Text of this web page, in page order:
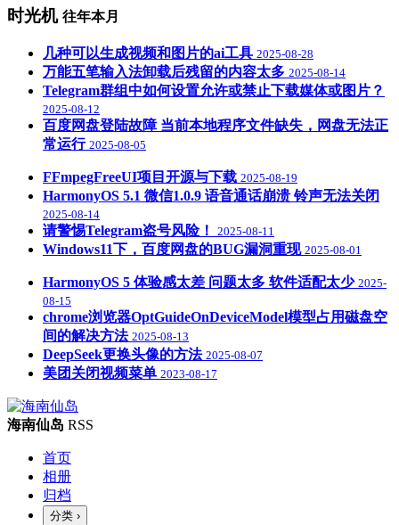
时光机 往年本月
几种可以生成视频和图片的ai工具 2025-08-28
万能五笔输入法卸载后残留的内容太多 2025-08-14
Telegram群组中如何设置允许或禁止下载媒体或图片？
2025-08-12
百度网盘登陆故障 当前本地程序文件缺失，网盘无法正
常运行 2025-08-05
FFmpegFreeUI项目开源与下载 2025-08-19
HarmonyOS 5.1 微信1.0.9 语音通话崩溃 铃声无法关闭
2025-08-14
请警惕Telegram盗号风险！ 2025-08-11
Windows11下，百度网盘的BUG漏洞重现 2025-08-01
HarmonyOS 5 体验感太差 问题太多 软件适配太少 2025-
08-15
chrome浏览器OptGuideOnDeviceModel模型占用磁盘空
间的解决方法 2025-08-13
DeepSeek更换头像的方法 2025-08-07
美团关闭视频菜单 2023-08-17
海南仙岛 RSS
首页
相册
归档
分类 ›